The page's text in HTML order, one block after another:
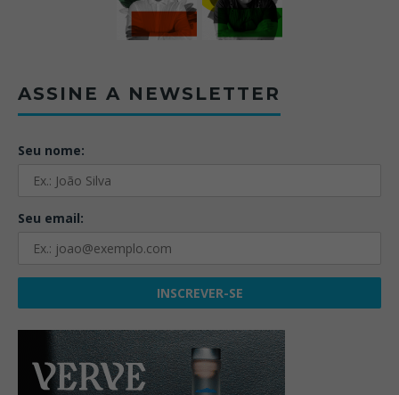
ASSINE A NEWSLETTER
Seu nome:
Seu email: